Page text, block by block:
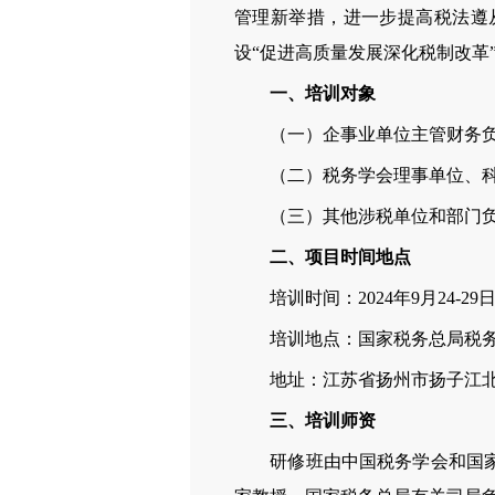
管理新举措，进一步提高税法
设“促进高质量发展深化税制改革
一、培训对象
（一）企事业单位主管财务
（二）税务学会理事单位、
（三）其他涉税单位和部门
二、项目时间地点
培训时间：2024年9月24-29日
培训地点：国家税务总局税
地址：江苏省扬州市扬子江
三、培训师资
研修班由中国税务学会和国家